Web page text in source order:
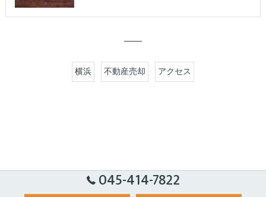
横浜 不動産売却 アクセス
045-414-7822